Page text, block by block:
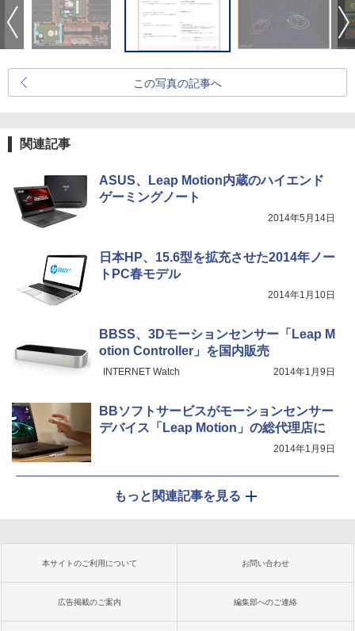
この写真の記事へ
関連記事
ASUS、Leap Motion内蔵のハイエンド
ゲーミングノート
2014年5月14日
日本HP、15.6型を拡充させた2014年ノー
トPC春モデル
2014年1月10日
BBSS、3Dモーションセンサー「Leap M
otion Controller」を国内販売
INTERNET Watch 2014年1月9日
BBソフトサービスがモーションセンサー
デバイス「Leap Motion」の総代理店に
2014年1月9日
もっと関連記事を見る
本サイトのご利用について お問い合わせ
広告掲載のご案内 編集部へのご連絡